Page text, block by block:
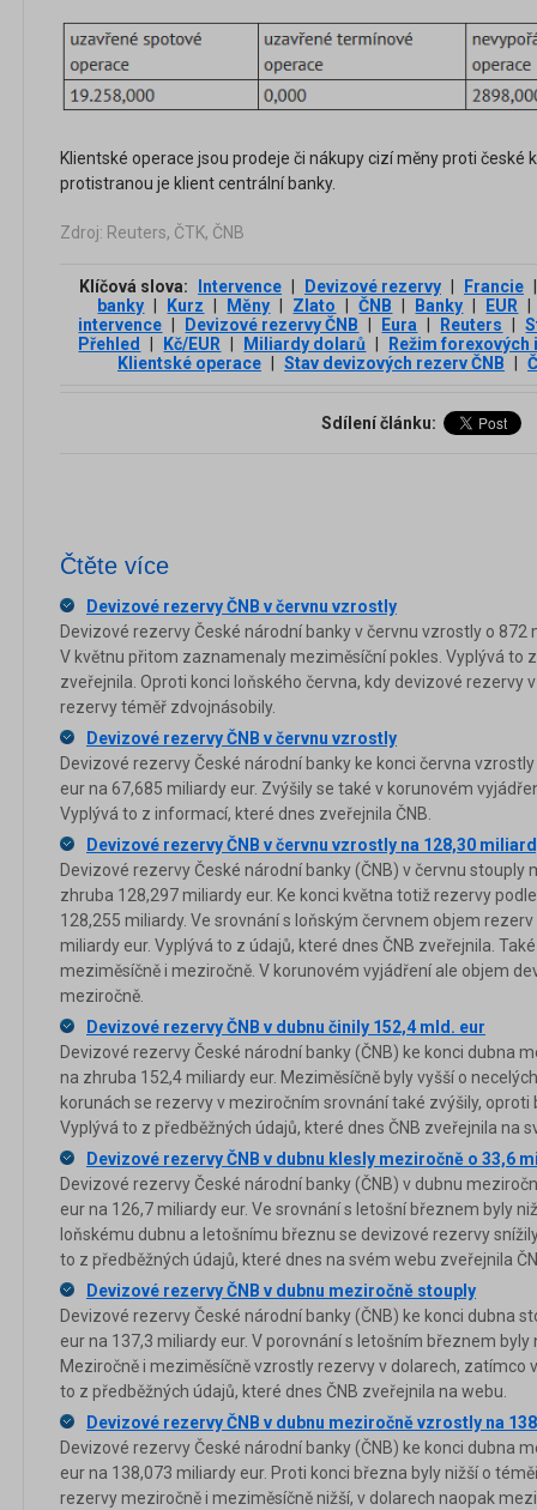
Klientské operace jsou prodeje či nákupy cizí měny proti české
protistranou je klient centrální banky.
Zdroj: Reuters, ČTK, ČNB
Klíčová slova: Intervence Devizové rezervy Francie
banky
Kurz Měny Zlato ČNB Banky EUR
intervence
Devizové rezervy ČNB Eura Reuters
Přehled
Kč/EUR Miliardy dolarů
Režim
Klientské operace
Stav devizových rezerv ČNB
Sdílení článku:
Čtěte více
Devizové rezervy ČNB v červnu vzrostly
Devizové rezervy České národní banky v červnu vzrostly o 872
V květnu přitom zaznamenaly meziměsíční pokles. Vyplývá to
zveřejnila. Oproti konci loňského června, kdy devizové rezervy
rezervy téměř zdvojnásobily.
Devizové rezervy ČNB v červnu vzrostly
Devizové rezervy České národní banky ke konci června
eur na 67,685 miliardy eur. Zvýšily se také v korunovém
Vyplývá to z informací, které dnes zveřejnila ČNB.
Devizové rezervy ČNB v červnu vzrostly na 128,30
Devizové rezervy České národní banky (ČNB) v červnu stouply
zhruba 128,297 miliardy eur. Ke konci května totiž rezervy
128,255 miliardy. Ve srovnání s loňským červnem objem
miliardy eur. Vyplývá to z údajů, které dnes ČNB zveřejnila.
meziměsíčně i meziročně. V korunovém vyjádření ale objem
meziročně.
Devizové rezervy ČNB v dubnu činily 152,4 mld. eur
Devizové rezervy České národní banky (ČNB) ke konci dubna
na zhruba 152,4 miliardy eur. Meziměsíčně byly vyšší o
korunách se rezervy v meziročním srovnání také zvýšily, oproti
Vyplývá to z předběžných údajů, které dnes ČNB zveřejnila na
Devizové rezervy ČNB v dubnu klesly meziročně o 33,6
Devizové rezervy České národní banky (ČNB) v dubnu
eur na 126,7 miliardy eur. Ve srovnání s letošní březnem byly
loňskému dubnu a letošnímu březnu se devizové rezervy
to z předběžných údajů, které dnes na svém webu zveřejnila
Devizové rezervy ČNB v dubnu meziročně stouply
Devizové rezervy České národní banky (ČNB) ke konci dubna
eur na 137,3 miliardy eur. V porovnání s letošním březnem byly
Meziročně i meziměsíčně vzrostly rezervy v dolarech, zatímco
to z předběžných údajů, které dnes ČNB zveřejnila na webu.
Devizové rezervy ČNB v dubnu meziročně vzrostly na
Devizové rezervy České národní banky (ČNB) ke konci dubna
eur na 138,073 miliardy eur. Proti konci března byly nižší o
rezervy meziročně i meziměsíčně nižší, v dolarech naopak